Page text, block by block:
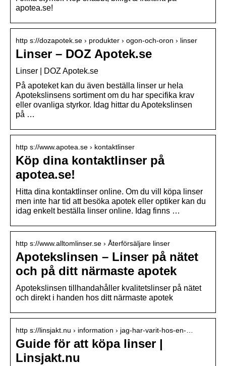
apotea.se!
http s://dozapotek.se › produkter › ogon-och-oron › linser
Linser – DOZ Apotek.se
Linser | DOZ Apotek.se
På apoteket kan du även beställa linser ur hela
Apotekslinsens sortiment om du har specifika krav
eller ovanliga styrkor. Idag hittar du Apotekslinsen
på …
http s://www.apotea.se › kontaktlinser
Köp dina kontaktlinser på
apotea.se!
Hitta dina kontaktlinser online. Om du vill köpa linser
men inte har tid att besöka apotek eller optiker kan du
idag enkelt beställa linser online. Idag finns …
http s://www.alltomlinser.se › Återförsäljare linser
Apotekslinsen – Linser på nätet
och på ditt närmaste apotek
Apotekslinsen tillhandahåller kvalitetslinser på nätet
och direkt i handen hos ditt närmaste apotek
http s://linsjakt.nu › information › jag-har-varit-hos-en-…
Guide för att köpa linser |
Linsjakt.nu